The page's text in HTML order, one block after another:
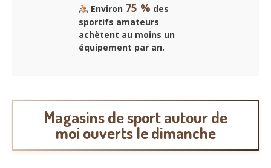
Environ 75 % des
sportifs amateurs
achètent au moins un
équipement par an.
Magasins de sport autour de
moi ouverts le dimanche